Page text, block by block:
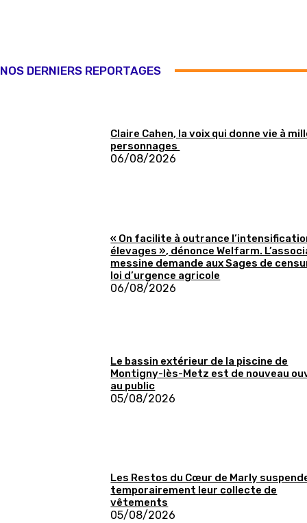
NOS DERNIERS REPORTAGES
Claire Cahen, la voix qui donne vie à
personnages
06/08/2026
« On facilite à outrance
élevages », dénonce Welfarm.
messine demande aux Sages de
loi d’urgence agricole
06/08/2026
Le bassin extérieur de la piscine de
Montigny-lès-Metz est de nouveau
au public
05/08/2026
Les Restos du Cœur de Marly
temporairement leur collecte de
vêtements
05/08/2026